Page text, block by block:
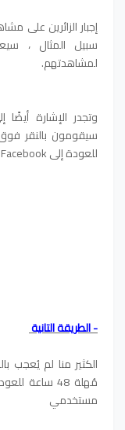
سبيل المثال ،
لمشاهدتهم.
وتجدر الإشارة
سيقومون بالنقر
للعودة إلى Classic Facebook.
- الطريقة التانية
الكثير منا لم
مُهلة 48
مستخدمي